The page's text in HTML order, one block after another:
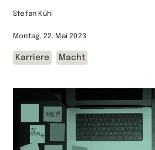
Stefan Kühl
Montag, 22. Mai 2023
Karriere Macht